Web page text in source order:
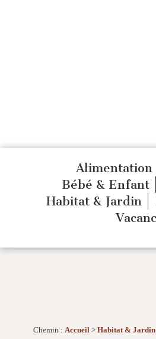
Alimentation
Bébé & Enfant
Habitat & Jardin
Chemin : Accueil> Habitat & Jardin